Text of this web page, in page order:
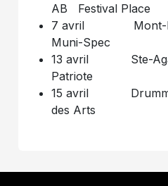
AB Festival Place
7 avril Mont-
Muni-Spec
13 avril Ste-
Patriote
15 avril
des Arts